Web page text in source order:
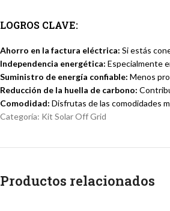
LOGROS CLAVE:
Ahorro en la factura eléctrica: Si estás
Independencia energética: Especialmente
Suministro de energía confiable: Menos
Reducción de la huella de carbono:
Comodidad: Disfrutas de las comodidades
Categoría: Kit Solar Off Grid
Productos relacionados